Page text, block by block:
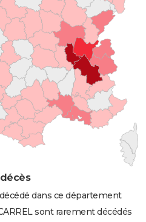
dans ce département
sont rarement décédés